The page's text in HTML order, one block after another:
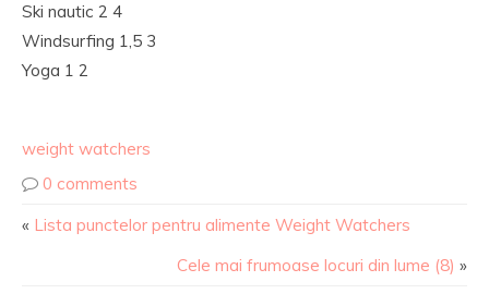
Ski nautic 2 4
Windsurfing 1,5 3
Yoga 1 2
weight watchers
0 comments
« Lista punctelor pentru alimente Weight Watchers
Cele mai frumoase locuri din lume (8) »